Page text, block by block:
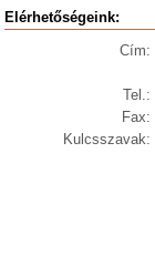
Elérhetőségeink:
Cím:
Tel.:
Fax:
Kulcsszavak: